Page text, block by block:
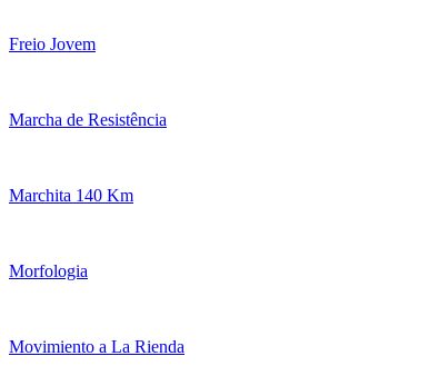
Freio Jovem
Marcha de Resistência
Marchita 140 Km
Morfologia
Movimiento a La Rienda